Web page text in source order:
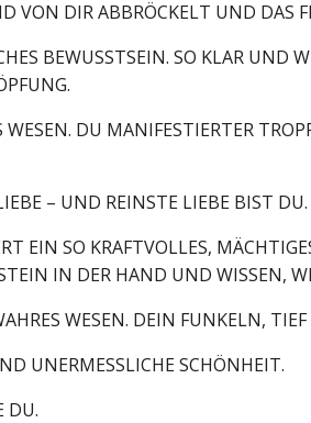
VON DIR ABBRÖCKELT UND DAS
BEWUSSTSEIN. SO KLAR UND
WESEN. DU MANIFESTIERTER
– UND REINSTE LIEBE BIST DU.
EIN SO KRAFTVOLLES,
IN DER HAND UND WISSEN,
WESEN. DEIN FUNKELN,
UNERMESSLICHE SCHÖNHEIT.
DU.